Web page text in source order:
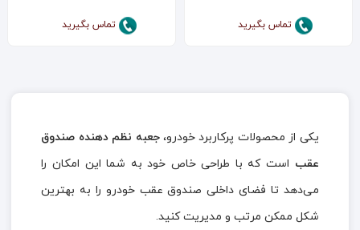
تماس بگیرید تماس بگیرید
یکی از محصولات پرکاربرد خودرو، جعبه نظم دهنده صندوق
عقب است که با طراحی خاص خود به شما این امکان را
می‌دهد تا فضای داخلی صندوق عقب خودرو را به بهترین
شکل ممکن مرتب و مدیریت کنید.